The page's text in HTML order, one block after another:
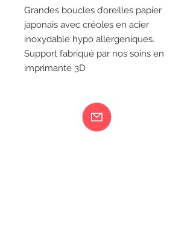
Grandes boucles d’oreilles papier
japonais avec créoles en acier
inoxydable hypo allergeniques.
Support fabriqué par nos soins en
imprimante 3D